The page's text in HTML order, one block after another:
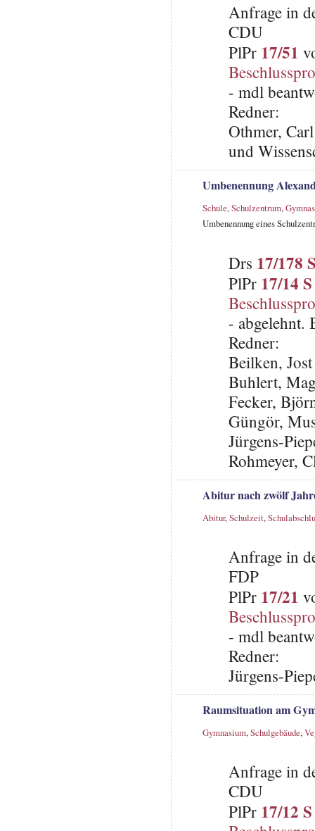
Anfrage in
CDU
PlPr 17/51
- mdl
Redner:
Othmer,
und
Umbenennung
Schule,Schulzentrum,
Umbenennung eines
Drs 17/178
PlPr 17/14 S
- abgelehnt.
Redner:
Beilken,
Buhlert,
Fecker,
Güngör,
Jürgens-
Rohmeyer,
Abitur nach zwölf
Abitur,Schulzeit,
Anfrage in
FDP
PlPr 17/21
- mdl
Redner:
Jürgens-
Raumsituation am
Gymnasium,Schulgebäude,
Anfrage in
CDU
PlPr 17/12 S